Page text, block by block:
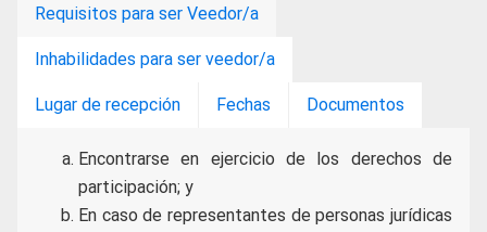
Requisitos para ser Veedor/a
Inhabilidades para ser veedor/a
Lugar de recepción Fechas Documentos
Encontrarse en ejercicio de los derechos de
participación; y
En caso de representantes de personas jurídicas